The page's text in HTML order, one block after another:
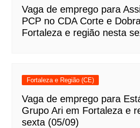
Vaga de emprego para
PCP no CDA Corte e
Fortaleza e região nesta
Fortaleza e Região (CE)
Vaga de emprego para
Grupo Ari em Fortaleza e
sexta (05/09)